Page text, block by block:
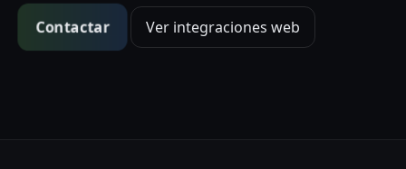
Contactar Ver integraciones web